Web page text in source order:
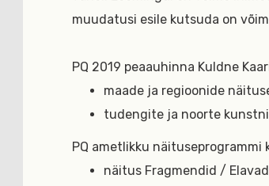
muudatusi esile kutsuda on
PQ 2019 peaauhinna Kuldne
maade ja regioonide
tudengite ja noorte
PQ ametlikku näituseprogrammi
näitus Fragmendid /